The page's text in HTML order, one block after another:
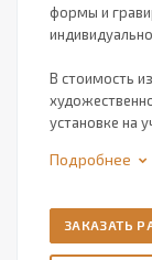
формы и
В стоимость
установке на
Подробнее
ЗАКАЗАТЬ